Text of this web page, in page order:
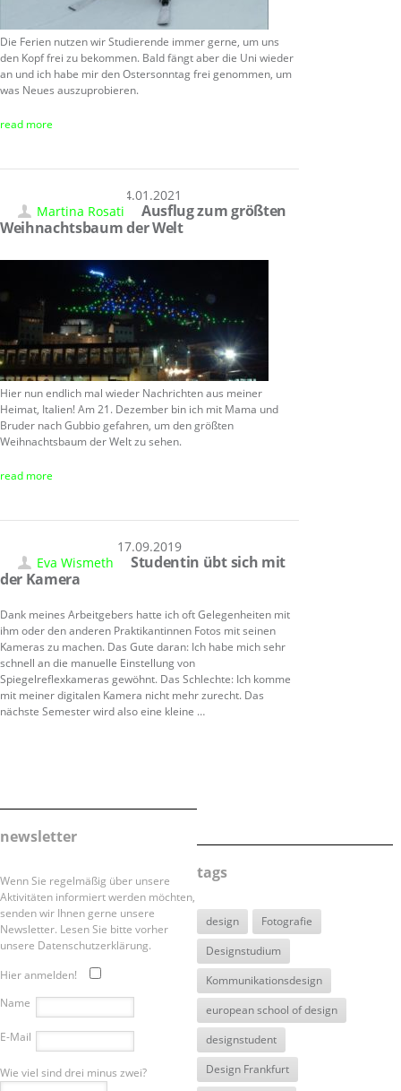
Die Ferien nutzen wir Studierende immer gerne, um uns
den Kopf frei zu bekommen. Bald fängt aber die Uni wieder
an und ich habe mir den Ostersonntag frei genommen, um
was Neues auszuprobieren.
read more
04.01.2021
Martina Rosati
Ausflug zum größten
Weihnachtsbaum der Welt
Hier nun endlich mal wieder Nachrichten aus meiner
Heimat, Italien! Am 21. Dezember bin ich mit Mama und
Bruder nach Gubbio gefahren, um den größten
Weihnachtsbaum der Welt zu sehen.
read more
17.09.2019
Eva Wismeth
Studentin übt sich mit
der Kamera
Dank meines Arbeitgebers hatte ich oft Gelegenheiten mit
ihm oder den anderen Praktikantinnen Fotos mit seinen
Kameras zu machen. Das Gute daran: Ich habe mich sehr
schnell an die manuelle Einstellung von
Spiegelreflexkameras gewöhnt. Das Schlechte: Ich komme
mit meiner digitalen Kamera nicht mehr zurecht. Das
nächste Semester wird also eine kleine …
newsletter
Wenn Sie regelmäßig über unsere
Aktivitäten informiert werden möchten,
senden wir Ihnen gerne unsere
Newsletter. Lesen Sie bitte vorher
unsere Datenschutzerklärung.
Hier anmelden!
Name
E-Mail
Wie viel sind drei minus zwei?
tags
design
Fotografie
Designstudium
Kommunikationsdesign
european school of design
designstudent
Design Frankfurt